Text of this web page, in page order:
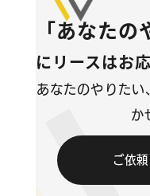
ブログ
お問い合わせ
プライバシーポリ
「あなたの
にリースはお
あなたのやりたい
か
ご依